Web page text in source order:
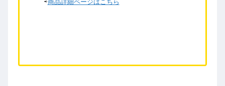
⇨商品詳細ページはこちら